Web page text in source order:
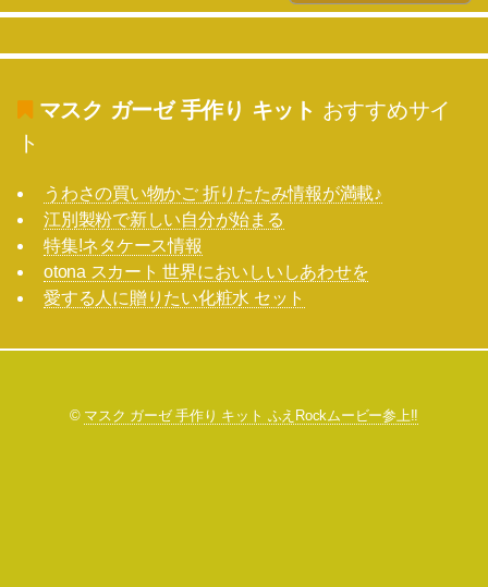
マスク ガーゼ 手作り キット おすすめサイ
ト
うわさの買い物かご 折りたたみ情報が満載♪
江別製粉で新しい自分が始まる
特集!ネタケース情報
otona スカート 世界においしいしあわせを
愛する人に贈りたい化粧水 セット
© マスク ガーゼ 手作り キット ふえRockムービー参上!!